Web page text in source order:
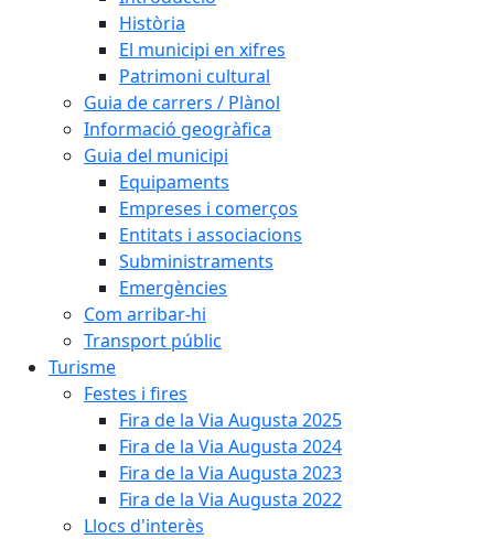
Història
El municipi en xifres
Patrimoni cultural
Guia de carrers / Plànol
Informació geogràfica
Guia del municipi
Equipaments
Empreses i comerços
Entitats i associacions
Subministraments
Emergències
Com arribar-hi
Transport públic
Turisme
Festes i fires
Fira de la Via Augusta 2025
Fira de la Via Augusta 2024
Fira de la Via Augusta 2023
Fira de la Via Augusta 2022
Llocs d'interès